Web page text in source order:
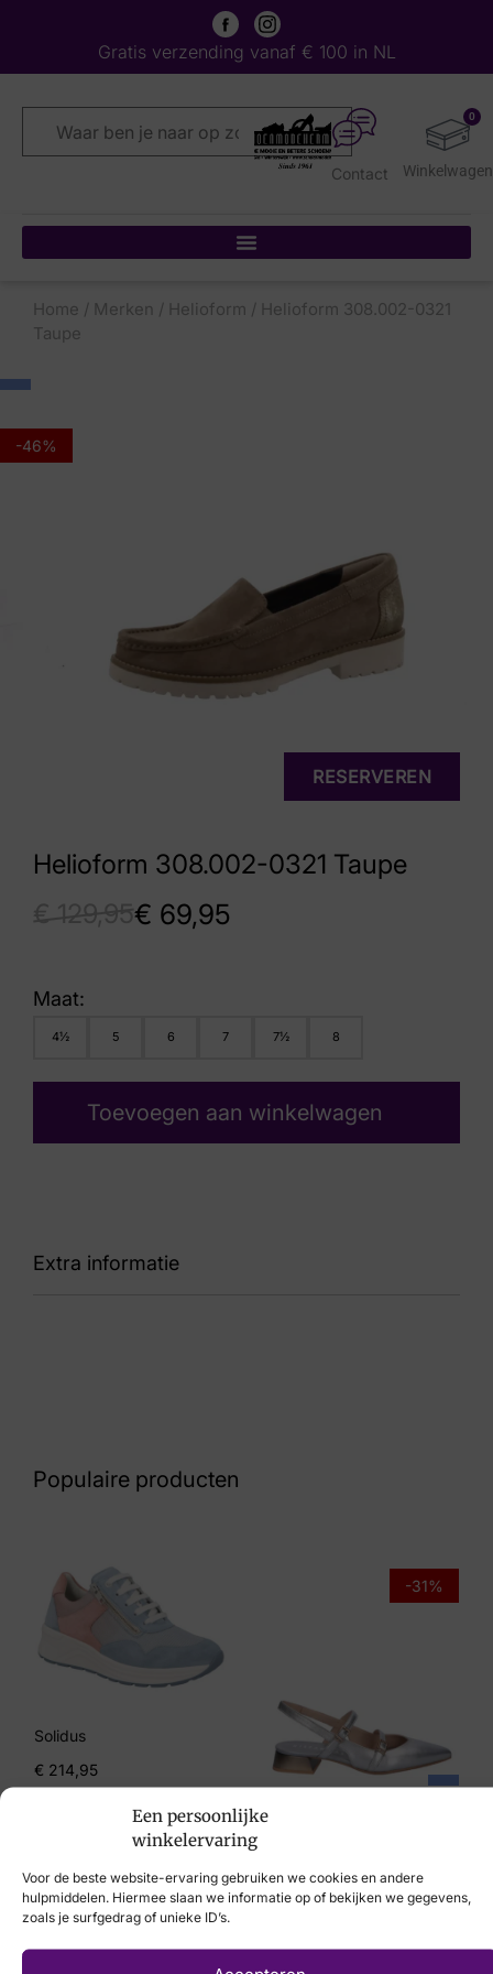
Een persoonlijke
winkelervaring
Voor de beste website-ervaring gebruiken we cookies en andere
hulpmiddelen. Hiermee slaan we informatie op of bekijken we gegevens,
zoals je surfgedrag of unieke ID’s.
Gratis verzending vanaf € 100 in NL
0
Contact
Home / Merken / Helioform / Helioform 308.002-0321
Taupe
-46%
Helioform 308.002-0321 Taupe
€ 69,95
RESERVEREN
Maat:
4½ 5 6 7 7½ 8
Toevoegen aan winkelwagen
Extra informatie
Merk
Helioform
Artikelnummer
Populaire producten
Solidus
€ 214,95
-31%